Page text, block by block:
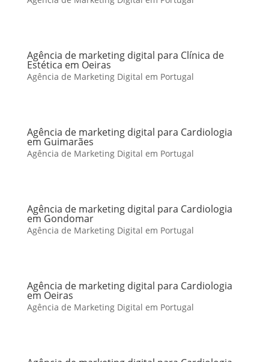
Agência de marketing digital para Clínica de
Estética em Oeiras
Agência de Marketing Digital em Portugal
Agência de marketing digital para Cardiologia
em Guimarães
Agência de Marketing Digital em Portugal
Agência de marketing digital para Cardiologia
em Gondomar
Agência de Marketing Digital em Portugal
Agência de marketing digital para Cardiologia
em Oeiras
Agência de Marketing Digital em Portugal